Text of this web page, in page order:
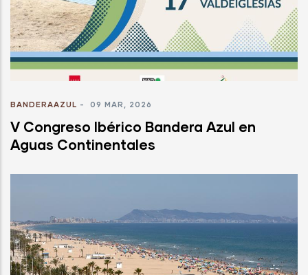
BANDERAAZUL - 09 MAR, 2026
V Congreso Ibérico Bandera Azul en
Aguas Continentales